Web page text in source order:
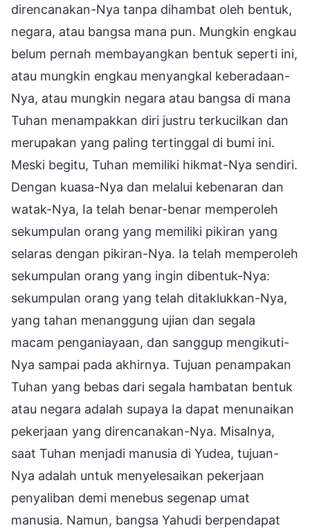
direncanakan-Nya tanpa dihambat oleh bentuk,
negara, atau bangsa mana pun. Mungkin engkau
belum pernah membayangkan bentuk seperti ini,
atau mungkin engkau menyangkal keberadaan-
Nya, atau mungkin negara atau bangsa di mana
Tuhan menampakkan diri justru terkucilkan dan
merupakan yang paling tertinggal di bumi ini.
Meski begitu, Tuhan memiliki hikmat-Nya sendiri.
Dengan kuasa-Nya dan melalui kebenaran dan
watak-Nya, Ia telah benar-benar memperoleh
sekumpulan orang yang memiliki pikiran yang
selaras dengan pikiran-Nya. Ia telah memperoleh
sekumpulan orang yang ingin dibentuk-Nya:
sekumpulan orang yang telah ditaklukkan-Nya,
yang tahan menanggung ujian dan segala
macam penganiayaan, dan sanggup mengikuti-
Nya sampai pada akhirnya. Tujuan penampakan
Tuhan yang bebas dari segala hambatan bentuk
atau negara adalah supaya Ia dapat menunaikan
pekerjaan yang direncanakan-Nya. Misalnya,
saat Tuhan menjadi manusia di Yudea, tujuan-
Nya adalah untuk menyelesaikan pekerjaan
penyaliban demi menebus segenap umat
manusia. Namun, bangsa Yahudi berpendapat